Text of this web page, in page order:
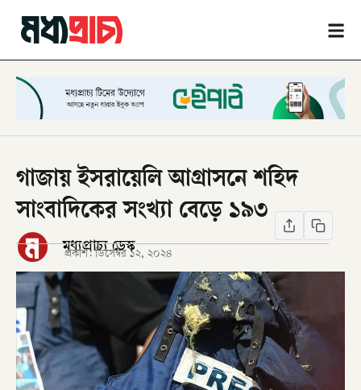
গাজায় ইসরায়েলি আগ্রাসনে শহিদ
সাংবাদিকের সংখ্যা বেড়ে ১৯৩
মধ্যপ্রাচ্য ডেস্ক
প্রকাশ: ডিসেম্বর ১২, ২০২৪